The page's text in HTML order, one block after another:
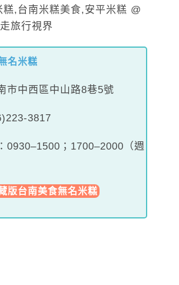
名米糕
市中西區中山路8巷5號
3817
0930–1500；1700–2000（週
版台南美食無名米糕